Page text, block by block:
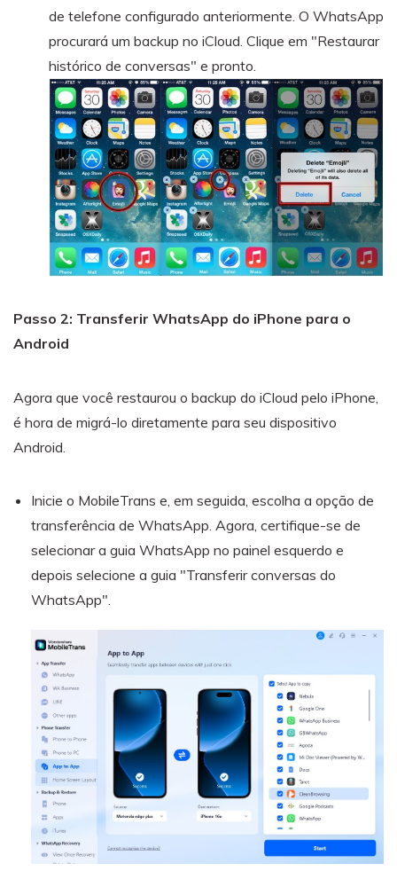
de telefone configurado anteriormente. O WhatsApp
procurará um backup no iCloud. Clique em "Restaurar
histórico de conversas" e pronto.
Passo 2: Transferir WhatsApp do iPhone para o
Android
Agora que você restaurou o backup do iCloud pelo iPhone,
é hora de migrá-lo diretamente para seu dispositivo
Android.
Inicie o MobileTrans e, em seguida, escolha a opção de
transferência de WhatsApp. Agora, certifique-se de
selecionar a guia WhatsApp no painel esquerdo e
depois selecione a guia "Transferir conversas do
WhatsApp".